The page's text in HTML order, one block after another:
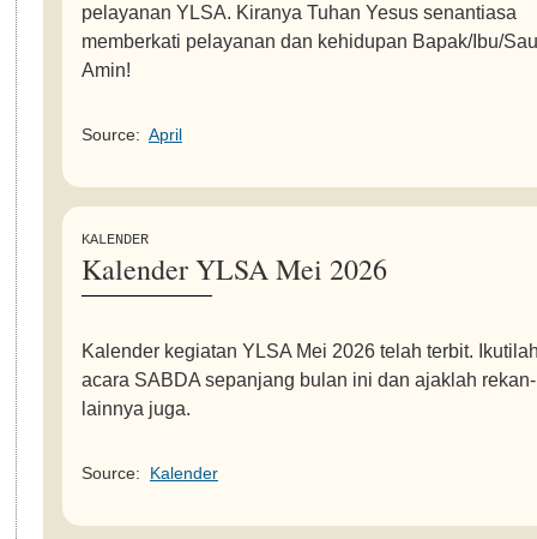
pelayanan YLSA. Kiranya Tuhan Yesus senantiasa
memberkati pelayanan dan kehidupan Bapak/Ibu/
Amin!
Source: April
KALENDER
Kalender YLSA Mei 2026
Kalender kegiatan YLSA Mei 2026 telah terbit.
acara SABDA sepanjang bulan ini dan ajaklah
lainnya juga.
Source: Kalender